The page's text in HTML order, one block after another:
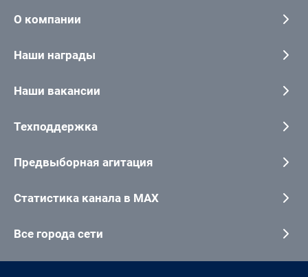
О компании
Наши награды
Наши вакансии
Техподдержка
Предвыборная агитация
Статистика канала в MAX
Все города сети